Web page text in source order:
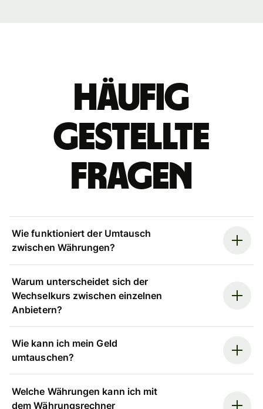
Häufig
gestellte
Fragen
Wie funktioniert der Umtausch
zwischen Währungen?
Warum unterscheidet sich der
Wechselkurs zwischen einzelnen
Anbietern?
Wie kann ich mein Geld
umtauschen?
Welche Währungen kann ich mit
dem Währungsrechner